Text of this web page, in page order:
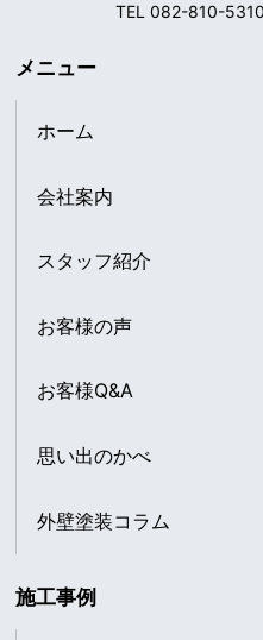
TEL 082-810-
メニュー
ホーム
会社案内
スタッフ紹介
お客様の声
お客様Q&A
思い出のかべ
外壁塗装コラム
施工事例